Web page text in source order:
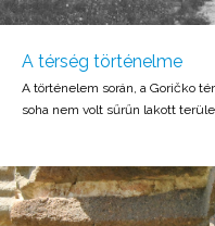
A térség történelme
A történelem során, a Goričko
soha nem volt sűrűn lakott